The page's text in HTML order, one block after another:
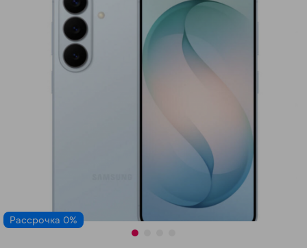
Рассрочка 0%
График платежей
Оплачивайте сегодня только
% картой любого банка